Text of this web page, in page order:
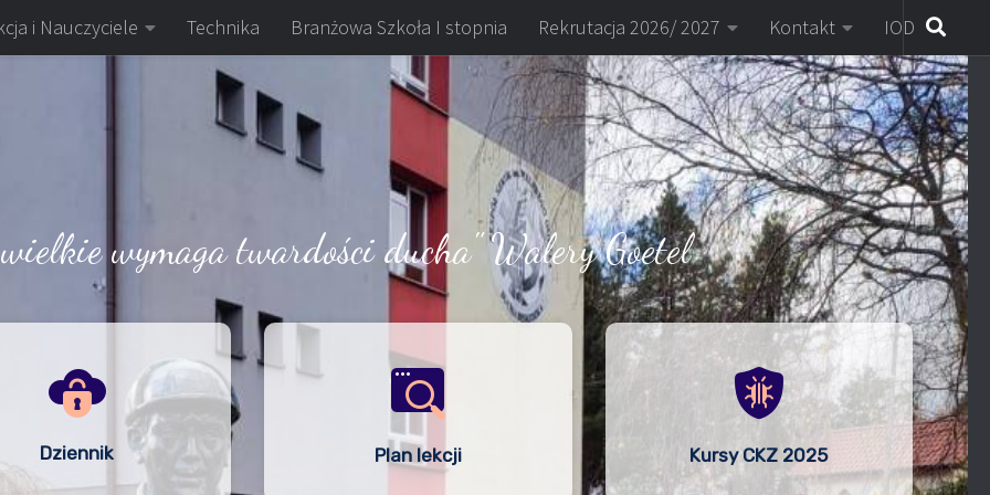
i Nauczyciele Technika Branżowa Szkoła I stopnia Rekrutacja 2026/ 2027 Kontakt IOD
wymaga twardości ducha" Walery Goetel
Dziennik Plan lekcji Kursy CKZ 2025